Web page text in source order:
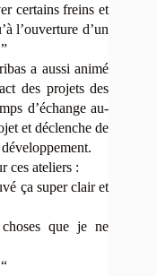
certains freins et
l’ouverture d’un
a aussi animé
des projets des
d’échange au-
et déclenche de
ces ateliers :
ça super clair et
que je ne